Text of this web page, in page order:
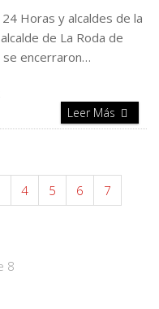
Horas y alcaldes de la
de La Roda de
se encerraron…
Leer Más
4 5 6
7
8